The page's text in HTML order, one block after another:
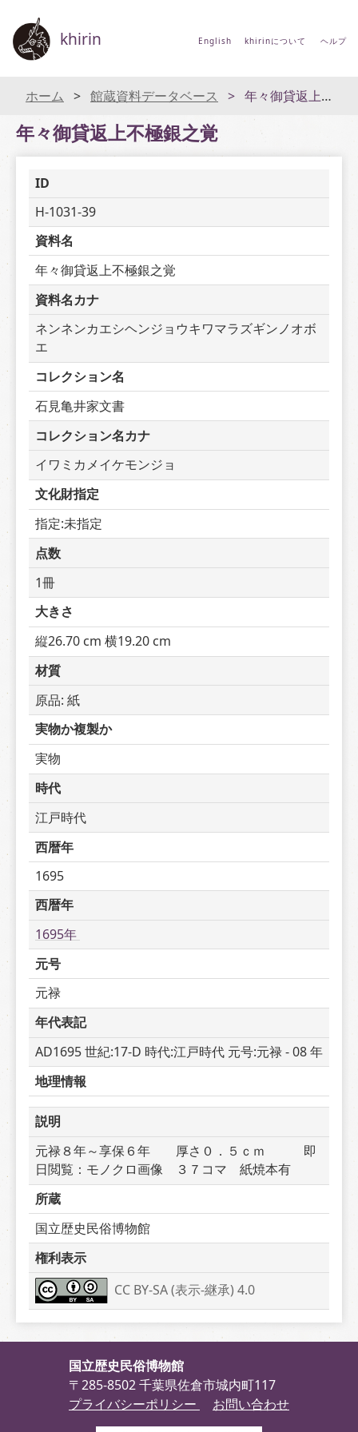
khirin English khirinについて ヘルプ
ホーム 館蔵資料データベース 年々御貸返上不極銀之覚
年々御貸返上不極銀之覚
ID
H-1031-39
資料名
年々御貸返上不極銀之覚
資料名カナ
ネンネンカエシヘンジョウキワマラズギンノオボ
エ
コレクション名
石見亀井家文書
コレクション名カナ
イワミカメイケモンジョ
文化財指定
指定:未指定
点数
1冊
大きさ
縦26.70 cm 横19.20 cm
材質
原品: 紙
実物か複製か
実物
時代
江戸時代
西暦年
1695
西暦年
1695年
元号
元禄
年代表記
AD1695 世紀:17-D 時代:江戸時代 元号:元禄 - 08 年
地理情報
説明
元禄８年～享保６年　　厚さ０．５ｃｍ　　　即
日閲覧：モノクロ画像　３７コマ　紙焼本有
所蔵
国立歴史民俗博物館
権利表示
CC BY-SA (表示-継承) 4.0
国立歴史民俗博物館
〒285-8502 千葉県佐倉市城内町117
プライバシーポリシー
お問い合わせ